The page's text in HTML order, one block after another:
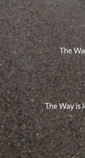
The
The Way is